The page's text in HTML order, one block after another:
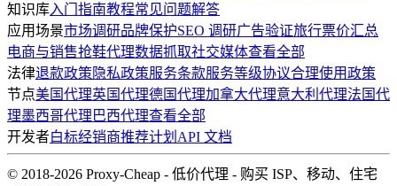
知识库入门指南教程常见问题解答
应用场景市场调研品牌保护SEO 调研广告验证旅行票价汇总
电商与销售抢鞋代理数据抓取社交媒体查看全部
法律退款政策 隐私政策服务条款服务等级协议合理使用政策
节点美国代理英国代理德国代理加拿大代理意大利代理法国代
理墨西哥代理 巴西代理查看全部
开发者白标经销商推荐计划 API 文档
© 2018-2026 Proxy-Cheap - 低价代理 - 购买 ISP、移动、住宅